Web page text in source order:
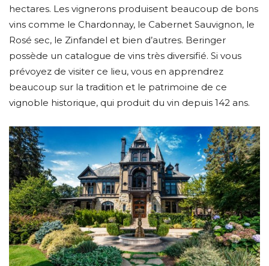
hectares. Les vignerons produisent beaucoup de bons
vins comme le Chardonnay, le Cabernet Sauvignon, le
Rosé sec, le Zinfandel et bien d’autres. Beringer
possède un catalogue de vins très diversifié. Si vous
prévoyez de visiter ce lieu, vous en apprendrez
beaucoup sur la tradition et le patrimoine de ce
vignoble historique, qui produit du vin depuis 142 ans.